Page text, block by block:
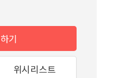
기
위시리스트